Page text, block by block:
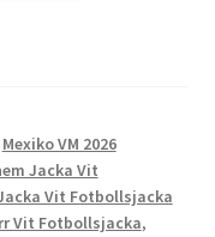
Mexiko VM 2026
Jacka Vit
Vit Fotbollsjacka
Vit Fotbollsjacka,